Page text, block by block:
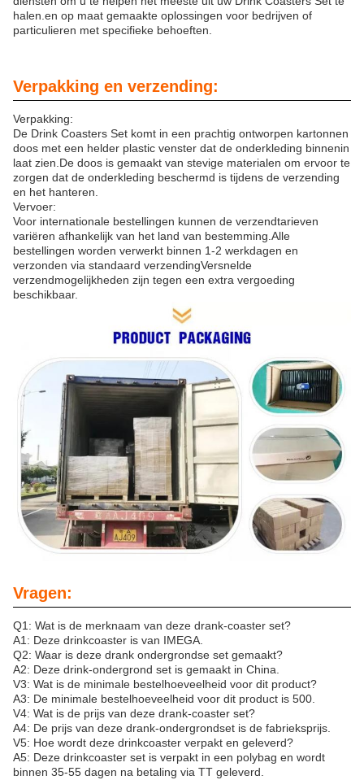
halen.en op maat gemaakte oplossingen voor bedrijven of
particulieren met specifieke behoeften.
Verpakking en verzending:
Verpakking:
De Drink Coasters Set komt in een prachtig ontworpen kartonnen
doos met een helder plastic venster dat de onderkleding binnenin
laat zien.De doos is gemaakt van stevige materialen om ervoor te
zorgen dat de onderkleding beschermd is tijdens de verzending
en het hanteren.
Vervoer:
Voor internationale bestellingen kunnen de verzendtarieven
variëren afhankelijk van het land van bestemming.Alle
bestellingen worden verwerkt binnen 1-2 werkdagen en
verzonden via standaard verzendingVersnelde
verzendmogelijkheden zijn tegen een extra vergoeding
beschikbaar.
Vragen:
Q1: Wat is de merknaam van deze drank-coaster set?
A1: Deze drinkcoaster is van IMEGA.
Q2: Waar is deze drank ondergrondse set gemaakt?
A2: Deze drink-ondergrond set is gemaakt in China.
V3: Wat is de minimale bestelhoeveelheid voor dit product?
A3: De minimale bestelhoeveelheid voor dit product is 500.
V4: Wat is de prijs van deze drank-coaster set?
A4: De prijs van deze drank-ondergrondset is de fabrieksprijs.
V5: Hoe wordt deze drinkcoaster verpakt en geleverd?
A5: Deze drinkcoaster set is verpakt in een polybag en wordt
binnen 35-55 dagen na betaling via TT geleverd.